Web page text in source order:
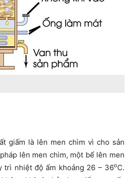
giấm là lên men chìm vì cho sản
lên men chìm, một bể lên men
trì nhiệt độ ấm khoảng 26 – 36oC.